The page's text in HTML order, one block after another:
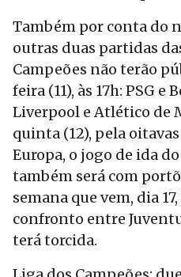
Também por conta do
outras duas partidas
Campeões não terão
feira (11), às 17h: PSG
Liverpool e Atlético de
quinta (12), pela
Europa, o jogo de ida
também será com
semana que vem, dia
confronto entre
terá torcida.